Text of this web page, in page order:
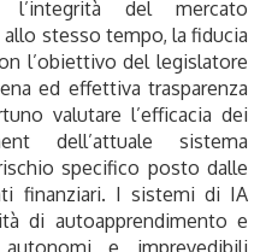
l’integrità del mercato
stesso tempo, la fiducia
l’obiettivo del legislatore
ed effettiva trasparenza
valutare l’efficacia dei
dell’attuale sistema
specifico posto dalle
finanziari. I sistemi di IA
di autoapprendimento e
e imprevedibili